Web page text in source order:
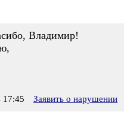
Владимир!
Заявить о нарушении